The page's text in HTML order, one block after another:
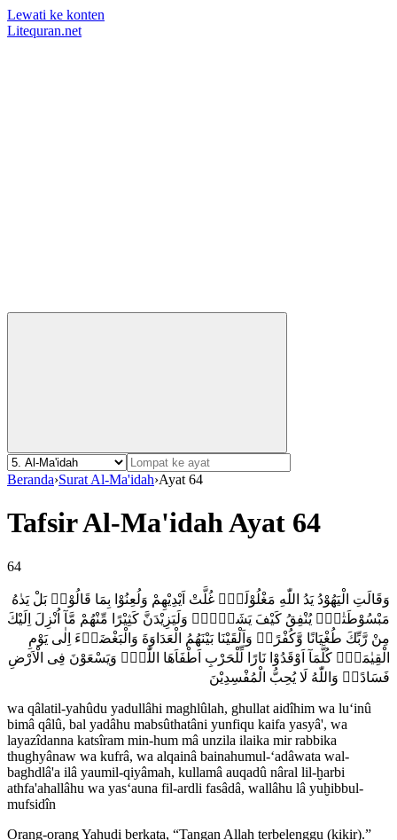
Lewati ke konten
Litequran.net
Beranda›Surat Al-Ma'idah›Ayat 64
Tafsir Al-Ma'idah Ayat 64
64
وَقَالَتِ الْيَهُوْدُ يَدُ اللّٰهِ مَغْلُوْلَةٌۗ غُلَّتْ اَيْدِيْهِمْ وَلُعِنُوْا بِمَا قَالُوْاۘ بَلْ يَدٰهُ
مَبْسُوْطَتٰنِۙ يُنْفِقُ كَيْفَ يَشَاۤءُۗ وَلَيَزِيْدَنَّ كَثِيْرًا مِّنْهُمْ مَّآ اُنْزِلَ اِلَيْكَ
مِنْ رَّبِّكَ طُغْيَانًا وَّكُفْرًاۗ وَاَلْقَيْنَا بَيْنَهُمُ الْعَدَاوَةَ وَالْبَغْضَاۤءَ اِلٰى يَوْمِ
الْقِيٰمَةِۗ كُلَّمَآ اَوْقَدُوْا نَارًا لِّلْحَرْبِ اَطْفَاَهَا اللّٰهُۙ وَيَسْعَوْنَ فِى الْاَرْضِ
فَسَادًاۗ وَاللّٰهُ لَا يُحِبُّ الْمُفْسِدِيْنَ
wa qâlatil-yahûdu yadullâhi maghlûlah, ghullat aidîhim wa lu‘inû
bimâ qâlû, bal yadâhu mabsûthatâni yunfiqu kaifa yasyâ', wa
layazîdanna katsîram min-hum mâ unzila ilaika mir rabbika
thughyânaw wa kufrâ, wa alqainâ bainahumul-‘adâwata wal-
baghdlâ'a ilâ yaumil-qiyâmah, kullamâ auqadû nâral lil-ḫarbi
athfa'ahallâhu wa yas‘auna fil-ardli fasâdâ, wallâhu lâ yuḫibbul-
mufsidîn
Orang-orang Yahudi berkata, “Tangan Allah terbelenggu (kikir).”